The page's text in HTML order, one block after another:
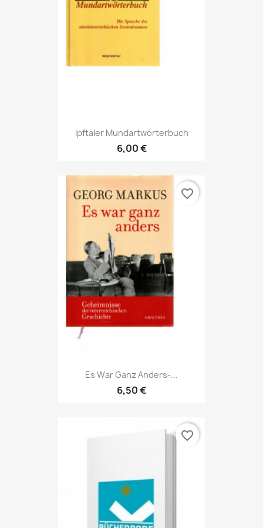
Ipftaler Mundartwörterbuch
6,00 €
Es War Ganz Anders-...
6,50 €
favorite_border
favorite_border